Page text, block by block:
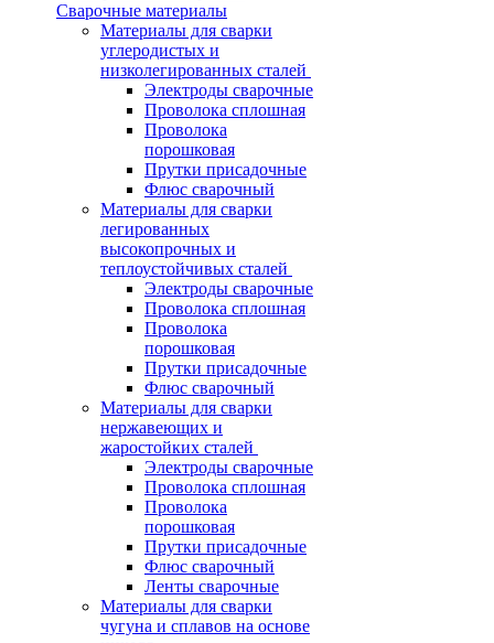
Сварочные материалы
Материалы для сварки
углеродистых и
низколегированных сталей
Электроды сварочные
Проволока сплошная
Проволока
порошковая
Прутки присадочные
Флюс сварочный
Материалы для сварки
легированных
высокопрочных и
теплоустойчивых сталей
Электроды сварочные
Проволока сплошная
Проволока
порошковая
Прутки присадочные
Флюс сварочный
Материалы для сварки
нержавеющих и
жаростойких сталей
Электроды сварочные
Проволока сплошная
Проволока
порошковая
Прутки присадочные
Флюс сварочный
Ленты сварочные
Материалы для сварки
чугуна и сплавов на основе